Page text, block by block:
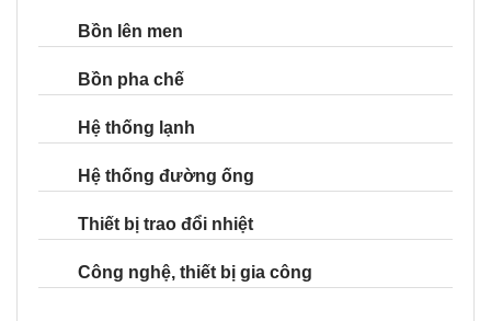
Bồn lên men
Bồn pha chế
Hệ thống lạnh
Hệ thống đường ống
Thiết bị trao đổi nhiệt
Công nghệ, thiết bị gia công